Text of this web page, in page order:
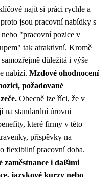
najít si práci rychle a
jsou pracovní nabídky s
"pracovní pozice v
tak atraktivní. Kromě
důležitá i výše
nabízí. Mzdové ohodnocení
požadované
Obecně lze říci, že v
na standardní úrovni
které firmy v této
příspěvky na
flexibilní pracovní doba.
zaměstnance i dalšími
jazykové kurzy nebo